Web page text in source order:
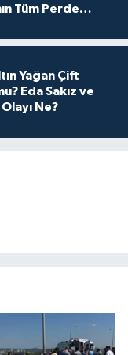
Tüm Perde
Yağan Çift
Eda Sakız ve
Ne?